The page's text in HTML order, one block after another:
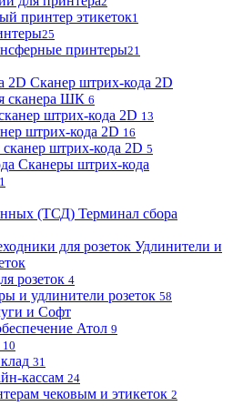
принтер этикеток1
25
принтеры21
Сканер штрих-кода 2D
сканера ШК 6
штрих-кода 2D 13
штрих-кода 2D 16
штрих-кода 2D 5
Сканеры штрих-кода
1
Терминал сбора
Удлинители и
розеток 4
и удлинители розеток 58
и Софт
Атол 9
10
31
кассам 24
чековым и этикеток 2